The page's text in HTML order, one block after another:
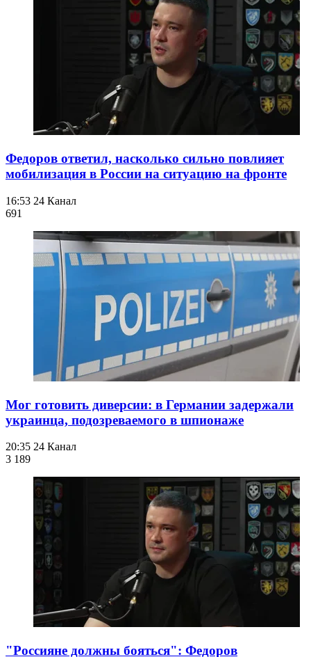
Федоров ответил, насколько сильно повлияет
мобилизация в России на ситуацию на фронте
16:53 24 Канал
691
Мог готовить диверсии: в Германии задержали
украинца, подозреваемого в шпионаже
20:35 24 Канал
3 189
"Россияне должны бояться": Федоров